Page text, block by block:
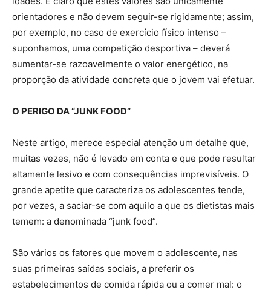
orientadores e não devem seguir-se rigidamente; assim,
por exemplo, no caso de exercício físico intenso –
suponhamos, uma competição desportiva – deverá
aumentar-se razoavelmente o valor energético, na
proporção da atividade concreta que o jovem vai efetuar.
O PERIGO DA “JUNK FOOD”
Neste artigo, merece especial atenção um detalhe que,
muitas vezes, não é levado em conta e que pode resultar
altamente lesivo e com consequências imprevisíveis. O
grande apetite que caracteriza os adolescentes tende,
por vezes, a saciar-se com aquilo a que os dietistas mais
temem: a denominada “junk food”.
São vários os fatores que movem o adolescente, nas
suas primeiras saídas sociais, a preferir os
estabelecimentos de comida rápida ou a comer mal: o